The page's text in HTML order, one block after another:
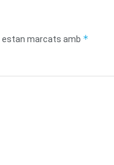
estan marcats amb *